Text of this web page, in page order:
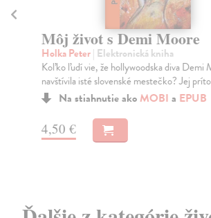
Môj život s Demi Moore
Holka Peter| Elektronická kniha
Koľko ľudí vie, že hollywoodska diva Demi
navštívila isté slovenské mestečko? Jej
Na stiahnutie akoMOBI a EPUB
4,50 €